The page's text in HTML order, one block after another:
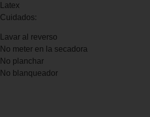
Latex
Cuidados:
Lavar al reverso
No meter en la secadora
No planchar
No blanqueador